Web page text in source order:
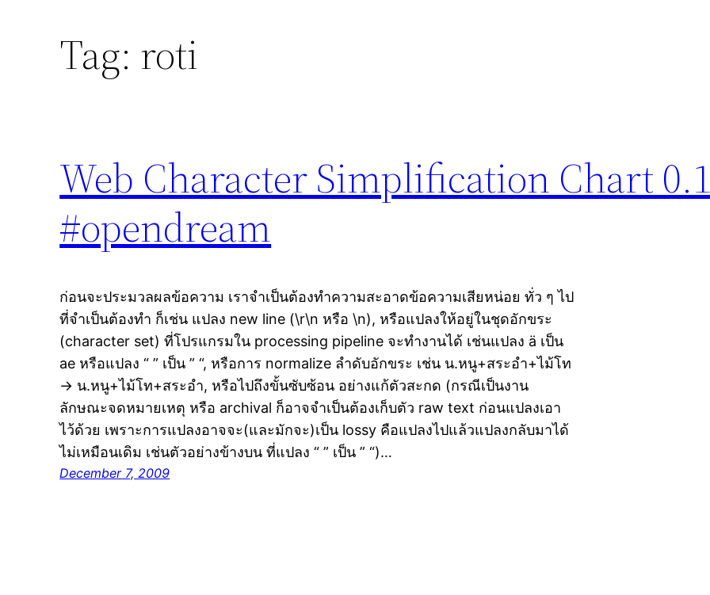
Tag: roti
Web Character Simplification Chart 0.1
#opendream
ก่อนจะประมวลผลข้อความ เราจำเป็นต้องทำความสะอาดข้อความเสียหน่อย ทั่ว ๆ ไป
ที่จำเป็นต้องทำ ก็เช่น แปลง new line (\r\n หรือ \n), หรือแปลงให้อยู่ในชุดอักขระ
(character set) ที่โปรแกรมใน processing pipeline จะทำงานได้ เช่นแปลง ä เป็น
ae หรือแปลง “ ” เป็น ” “, หรือการ normalize ลำดับอักขระ เช่น น.หนู+สระอำ+ไม้โท
→ น.หนู+ไม้โท+สระอำ, หรือไปถึงขั้นซับซ้อน อย่างแก้ตัวสะกด (กรณีเป็นงาน
ลักษณะจดหมายเหตุ หรือ archival ก็อาจจำเป็นต้องเก็บตัว raw text ก่อนแปลงเอา
ไว้ด้วย เพราะการแปลงอาจจะ(และมักจะ)เป็น lossy คือแปลงไปแล้วแปลงกลับมาได้
ไม่เหมือนเดิม เช่นตัวอย่างข้างบน ที่แปลง “ ” เป็น ” “)…
December 7, 2009